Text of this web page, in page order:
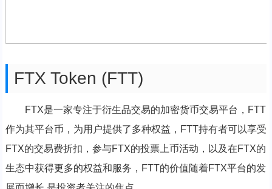
FTX Token (FTT)
FTX是一家专注于衍生品交易的加密货币交易平台，FTT
作为其平台币，为用户提供了多种权益，FTT持有者可以享受
FTX的交易费折扣，参与FTX的投票上币活动，以及在FTX的
生态中获得更多的权益和服务，FTT的价值随着FTX平台的发